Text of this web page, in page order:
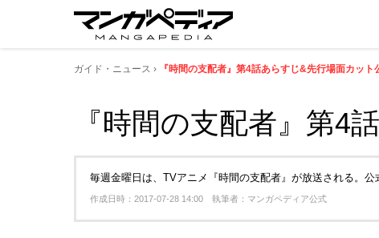
ガイド・ニュース 『時間の支配者』第4話あらすじ&先行場面カット
『時間の支配者』第4
毎週金曜日は、TVアニメ『時間の支配者』が放送される。
作成日時：2017-07-28 14:00 執筆者：マンガペディア公式